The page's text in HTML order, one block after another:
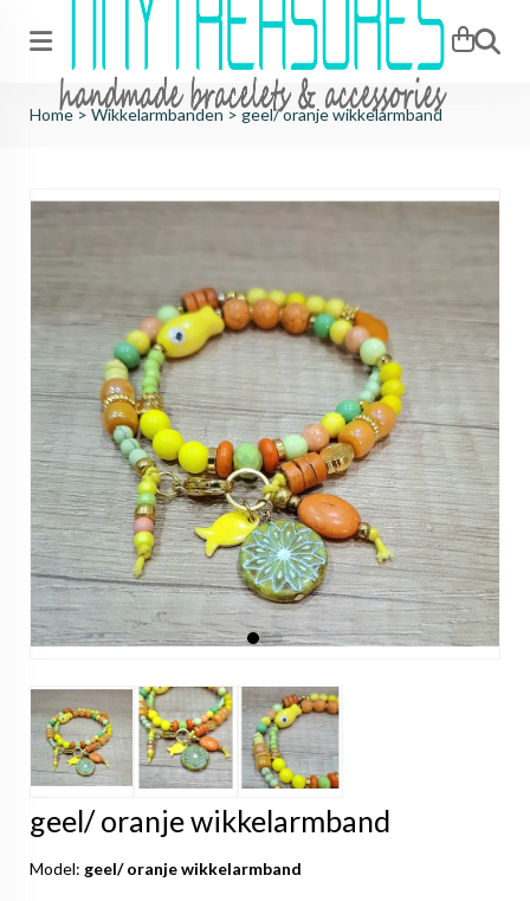
Zoeken
Home> Wikkelarmbanden > geel/ oranje wikkelarmband
geel/ oranje wikkelarmband
Model: geel/ oranje wikkelarmband